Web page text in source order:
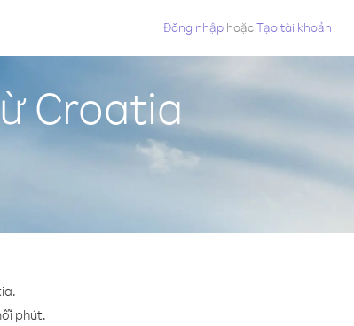
Đăng nhập hoặcTạo tài khoản
Croatia
phút.